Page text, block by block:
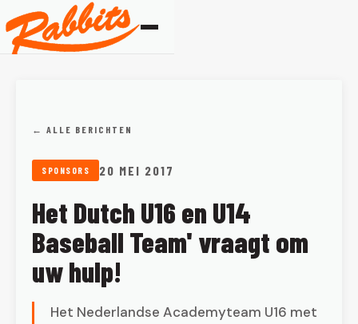
← ALLE BERICHTEN
SPONSORS 20 MEI 2017
Het Dutch U16 en U14
Baseball Team' vraagt om
uw hulp!
Het Nederlandse Academyteam U16 met